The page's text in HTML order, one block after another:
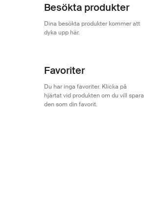
Besökta produkter
Dina besökta produkter kommer att
dyka upp här.
Favoriter
Du har inga favoriter. Klicka på
hjärtat vid produkten om du vill spara
den som din favorit.